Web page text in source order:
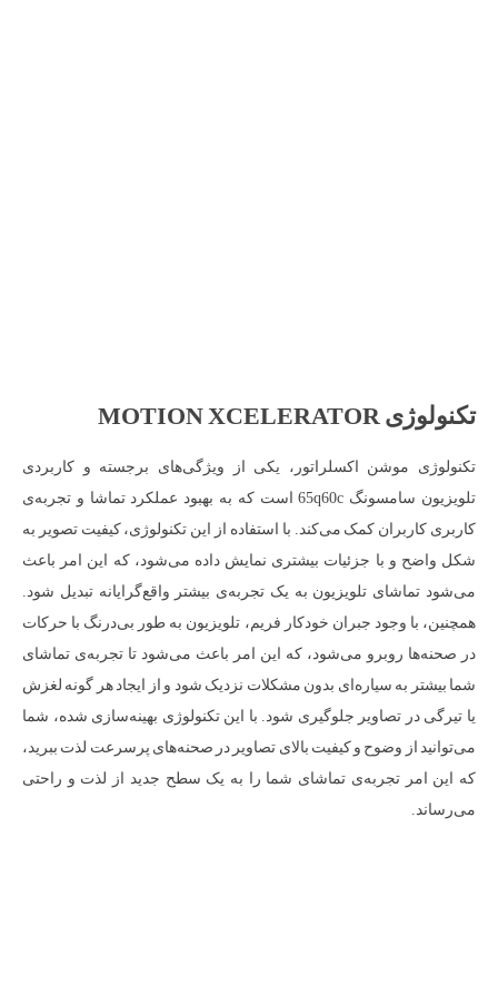
تکنولوژی MOTION XCELERATOR
تکنولوژی موشن اکسلراتور، یکی از ویژگی‌های برجسته و کاربردی
تلویزیون سامسونگ 65q60c است که به بهبود عملکرد تماشا و تجربه‌ی
کاربری کاربران کمک می‌کند. با استفاده از این تکنولوژی، کیفیت تصویر به
شکل واضح و با جزئیات بیشتری نمایش داده می‌شود، که این امر باعث
می‌شود تماشای تلویزیون به یک تجربه‌ی بیشتر واقع‌گرایانه تبدیل شود.
همچنین، با وجود جبران خودکار فریم، تلویزیون به طور بی‌درنگ با حرکات
در صحنه‌ها روبرو می‌شود، که این امر باعث می‌شود تا تجربه‌ی تماشای
شما بیشتر به سیاره‌ای بدون مشکلات نزدیک شود و از ایجاد هر گونه لغزش
یا تیرگی در تصاویر جلوگیری شود. با این تکنولوژی بهینه‌سازی شده، شما
می‌توانید از وضوح و کیفیت بالای تصاویر در صحنه‌های پرسرعت لذت ببرید،
که این امر تجربه‌ی تماشای شما را به یک سطح جدید از لذت و راحتی
می‌رساند.